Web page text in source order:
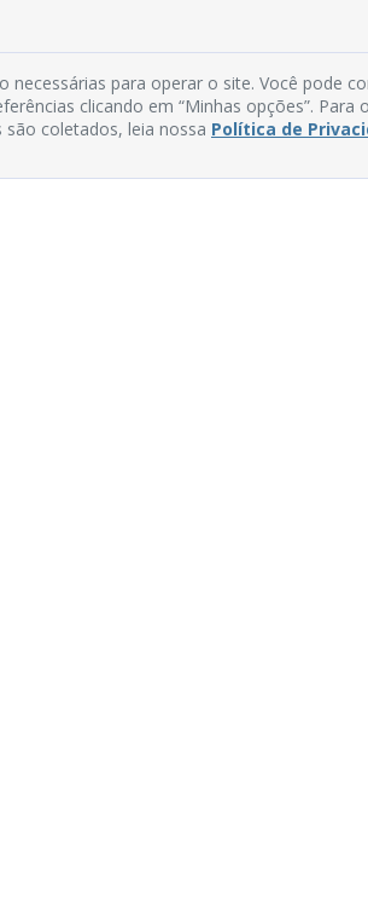
para operar o site. Você pode
clicando em “Minhas opções”.
coletados, leia nossa Política de